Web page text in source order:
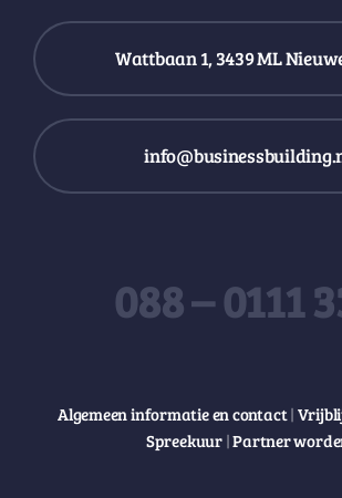
Wattbaan 1, 3439 ML
088 – 0111
Algemeen informatie en contact |
Spreekuur |Partner